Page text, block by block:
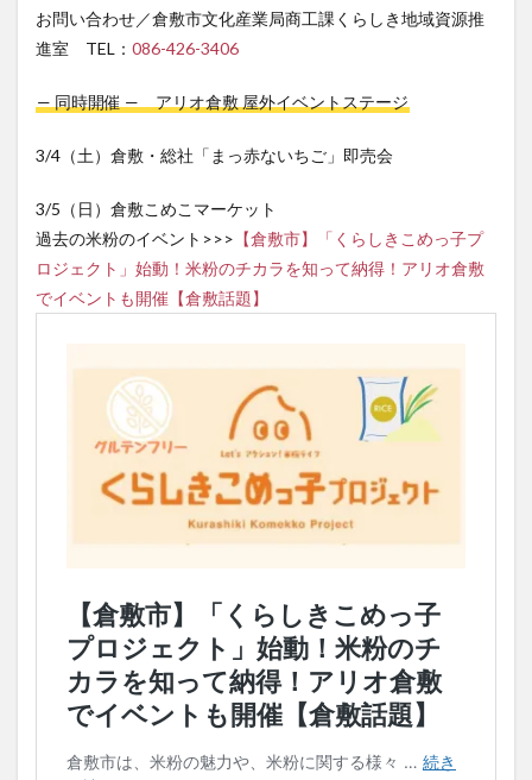
お問い合わせ／倉敷市文化産業局商工課くらしき地域資源推
進室 TEL： 086-426-3406
— 同時開催 — アリオ倉敷 屋外イベントステージ
3/4（土）倉敷・総社「まっ赤ないちご」即売会
3/5（日）倉敷こめこマーケット
過去の米粉のイベント>>> 【倉敷市】「くらしきこめっ子プ
ロジェクト」始動！米粉のチカラを知って納得！アリオ倉敷
でイベントも開催【倉敷話題】